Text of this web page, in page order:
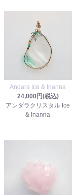
Andara Ice & Inanna
24,000円(税込)
アンダラクリスタル Ice
& Inanna